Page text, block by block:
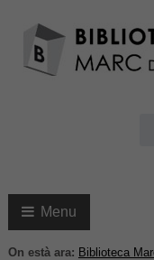
Menu
On està ara: Biblioteca